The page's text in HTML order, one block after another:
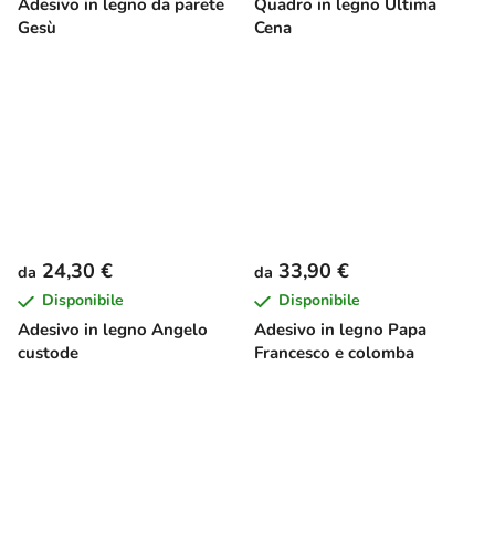
Adesivo in legno da parete
Gesù
Quadro in legno Ultima
Cena
Adesivo in legno Angelo
custode
da 24,30 €
Disponibile
Adesivo in legno Papa
Francesco e colomba
da 33,90 €
Disponibile